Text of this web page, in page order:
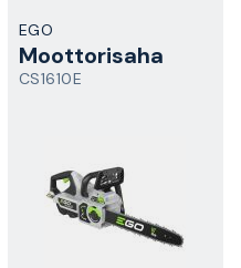
EGO
Moottorisaha
CS1610E